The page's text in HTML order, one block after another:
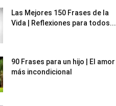
Las Mejores 150 Frases de la
Vida | Reflexiones para todos...
90 Frases para un hijo | El amor
más incondicional